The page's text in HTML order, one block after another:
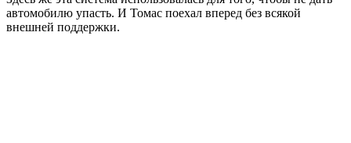
автомобилю упасть. И Томас поехал вперед без всякой
внешней поддержки.